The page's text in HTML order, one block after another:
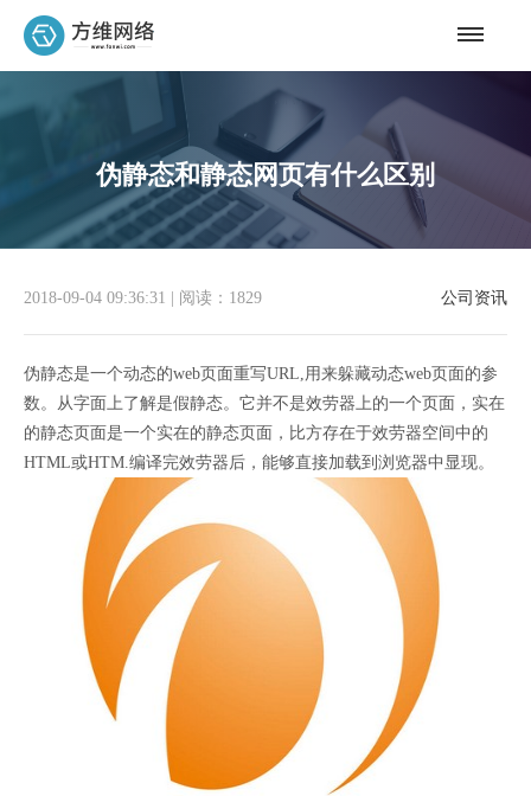
伪静态和静态网页有什么区别
公司资讯
2018-09-04 09:36:31 阅读：1829
伪静态是一个动态的web页面重写URL,用来躲藏动态web页面的参
数。从字面上了解是假静态。它并不是效劳器上的一个页面，实在
的静态页面是一个实在的静态页面，比方存在于效劳器空间中的
HTML或HTM.编译完效劳器后，能够直接加载到浏览器中显现。